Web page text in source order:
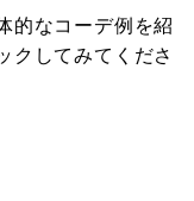
的なコーデ例を紹
クしてみてくださ